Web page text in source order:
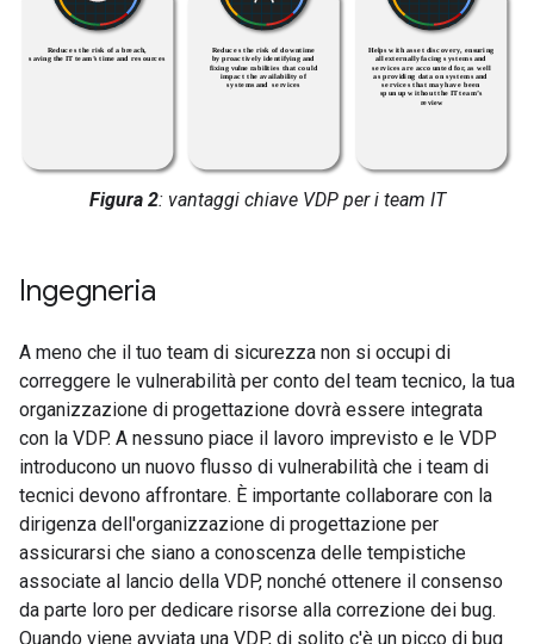
Figura 2: vantaggi chiave VDP per i team IT
Ingegneria
A meno che il tuo team di sicurezza non si occupi di
correggere le vulnerabilità per conto del team tecnico, la tua
organizzazione di progettazione dovrà essere integrata
con la VDP. A nessuno piace il lavoro imprevisto e le VDP
introducono un nuovo flusso di vulnerabilità che i team di
tecnici devono affrontare. È importante collaborare con la
dirigenza dell'organizzazione di progettazione per
assicurarsi che siano a conoscenza delle tempistiche
associate al lancio della VDP, nonché ottenere il consenso
da parte loro per dedicare risorse alla correzione dei bug.
Quando viene avviata una VDP, di solito c'è un picco di bug